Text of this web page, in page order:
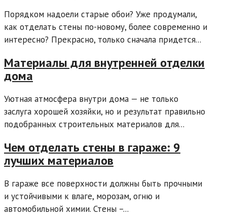
Порядком надоели старые обои? Уже продумали,
как отделать стены по-новому, более современно и
интересно? Прекрасно, только сначала придется...
Материалы для внутренней отделки
дома
Уютная атмосфера внутри дома — не только
заслуга хорошей хозяйки, но и результат правильно
подобранных строительных материалов для...
Чем отделать стены в гараже: 9
лучших материалов
В гараже все поверхности должны быть прочными
и устойчивыми к влаге, морозам, огню и
автомобильной химии. Стены –...